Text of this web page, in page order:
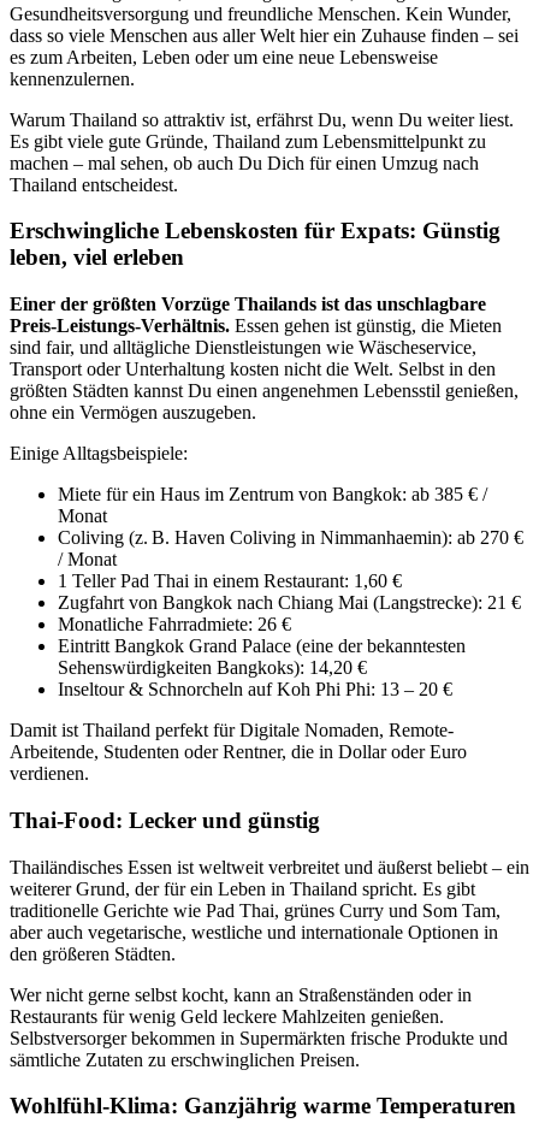
Gesundheitsversorgung und freundliche Menschen. Kein Wunder,
dass so viele Menschen aus aller Welt hier ein Zuhause finden – sei
es zum Arbeiten, Leben oder um eine neue Lebensweise
kennenzulernen.
Warum Thailand so attraktiv ist, erfährst Du, wenn Du weiter liest.
Es gibt viele gute Gründe, Thailand zum Lebensmittelpunkt zu
machen – mal sehen, ob auch Du Dich für einen Umzug nach
Thailand entscheidest.
Erschwingliche Lebenskosten für Expats: Günstig
leben, viel erleben
Einer der größten Vorzüge Thailands ist das unschlagbare
Preis-Leistungs-Verhältnis. Essen gehen ist günstig, die Mieten
sind fair, und alltägliche Dienstleistungen wie Wäscheservice,
Transport oder Unterhaltung kosten nicht die Welt. Selbst in den
größten Städten kannst Du einen angenehmen Lebensstil genießen,
ohne ein Vermögen auszugeben.
Einige Alltagsbeispiele:
Miete für ein Haus im Zentrum von Bangkok: ab 385 € /
Monat
Coliving (z. B. Haven Coliving in Nimmanhaemin): ab 270 €
/ Monat
1 Teller Pad Thai in einem Restaurant: 1,60 €
Zugfahrt von Bangkok nach Chiang Mai (Langstrecke): 21 €
Monatliche Fahrradmiete: 26 €
Eintritt Bangkok Grand Palace (eine der bekanntesten
Sehenswürdigkeiten Bangkoks): 14,20 €
Inseltour & Schnorcheln auf Koh Phi Phi: 13 – 20 €
Damit ist Thailand perfekt für Digitale Nomaden, Remote-
Arbeitende, Studenten oder Rentner, die in Dollar oder Euro
verdienen.
Thai-Food: Lecker und günstig
Thailändisches Essen ist weltweit verbreitet und äußerst beliebt – ein
weiterer Grund, der für ein Leben in Thailand spricht. Es gibt
traditionelle Gerichte wie Pad Thai, grünes Curry und Som Tam,
aber auch vegetarische, westliche und internationale Optionen in
den größeren Städten.
Wer nicht gerne selbst kocht, kann an Straßenständen oder in
Restaurants für wenig Geld leckere Mahlzeiten genießen.
Selbstversorger bekommen in Supermärkten frische Produkte und
sämtliche Zutaten zu erschwinglichen Preisen.
Wohlfühl-Klima: Ganzjährig warme Temperaturen